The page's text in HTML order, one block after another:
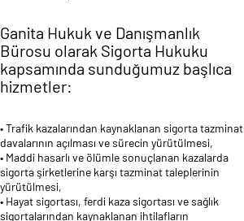
Ganita Hukuk ve Danışmanlık
Bürosu olarak Sigorta Hukuku
kapsamında sunduğumuz başlıca
hizmetler:
• Trafik kazalarından kaynaklanan sigorta tazminat
davalarının açılması ve sürecin yürütülmesi,
• Maddi hasarlı ve ölümle sonuçlanan kazalarda
sigorta şirketlerine karşı tazminat taleplerinin
yürütülmesi,
• Hayat sigortası, ferdi kaza sigortası ve sağlık
sigortalarından kaynaklanan ihtilafların